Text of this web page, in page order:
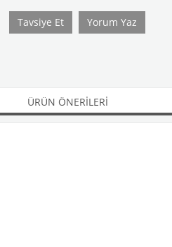
Tavsiye Et Yorum Yaz
ÜRÜN ÖNERILERI